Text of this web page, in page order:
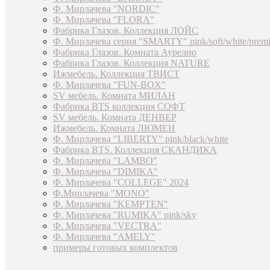
Ф. Мирлачева "NORDIC"
Ф. Мирлачева "FLORA"
Фабрика Глазов. Коллекция ЛОЙС
Ф. Мирлачева серия "SMARTY" pink/soft/white/
Фабрика Глазов. Комната Аурелио
Фабрика Глазов. Коллекция NATURE
Ижмебель. Коллекция ТВИСТ
Ф. Мирлачева "FUN-BOX"
SV мебель. Комната МИЛАН
Фабрика BTS коллекция СОФТ
SV мебель. Комната ДЕНВЕР
Ижмебель. Комната ЛЮМЕН
Ф. Мирлачева "LIBERTY" pink/black/white
Фабрика BTS. Коллекция СКАНДИКА
Ф. Мирлачева "LAMBO"
Ф. Мирлачева "DIMIKA"
Ф. Мирлачева "COLLEGE" 2024
Ф.Мирлачева "MONO"
Ф. Мирлачева "KEMPTEN"
Ф. Мирлачева "RUMIKA" pink/sky
Ф. Мирлачева "VECTRA"
Ф. Мирлачева "AMELY"
примеры готовых комплектов